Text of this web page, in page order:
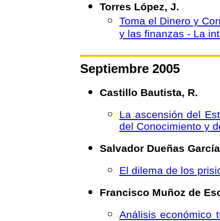
Torres López, J.
Toma el Dinero y
y las finanzas - La
Septiembre 2005
Castillo Bautista, R.
La ascensión del
del Conocimiento y
Salvador Dueñas García
El dilema de los
Francisco Muñoz de
Análisis económico